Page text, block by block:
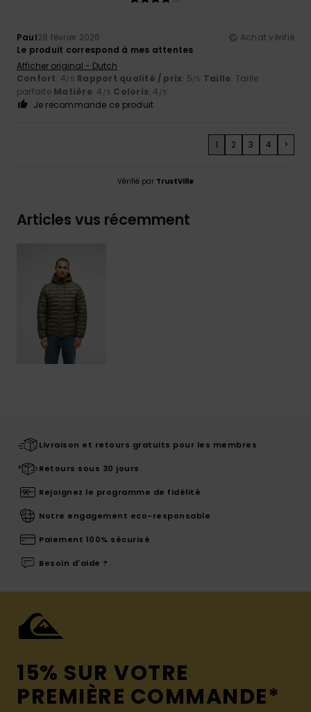
Paul28 février 2026
Achat vérifié
Le produit correspond à mes attentes
Afficher original - Dutch
Confort: 4/5 Rapport qualité / prix: 5/5 Taille: Taille
parfaite Matière: 4 /5 Coloris: 4 /5
Je recommande ce produit
1 2 3 4 >
Vérifié par TrustVille
Articles vus récemment
Livraison et retours gratuits pour les membres
Retours sous 30 jours
Rejoignez le programme de fidélité
Notre engagement eco-responsable
Paiement 100% sécurisé
Besoin d'aide ?
15% SUR VOTRE
PREMIÈRE COMMANDE*